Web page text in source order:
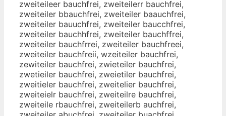
zweiteileer bauchfrei, zweiteilerr bauchfrei,
zweiteiler bbauchfrei, zweiteiler baauchfrei,
zweiteiler bauuchfrei, zweiteiler baucchfrei,
zweiteiler bauchhfrei, zweiteiler bauchffrei,
zweiteiler bauchfrrei, zweiteiler bauchfreei,
zweiteiler bauchfreii, wzeiteiler bauchfrei,
zewiteiler bauchfrei, zwieteiler bauchfrei,
zwetieiler bauchfrei, zweietiler bauchfrei,
zweitieler bauchfrei, zweitelier bauchfrei,
zweiteielr bauchfrei, zweiteilre bauchfrei,
zweiteile rbauchfrei, zweiteilerb auchfrei,